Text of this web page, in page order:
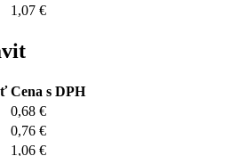
1,07 €
Cena s DPH
0,68 €
0,76 €
1,06 €